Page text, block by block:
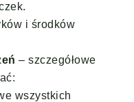
i środków
– szczegółowe
wszystkich